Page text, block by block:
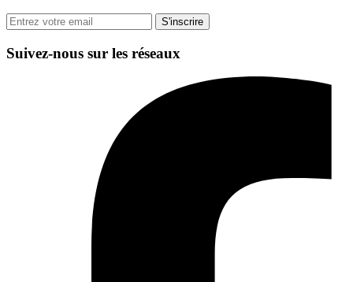
S'inscrire
Suivez-nous sur les réseaux